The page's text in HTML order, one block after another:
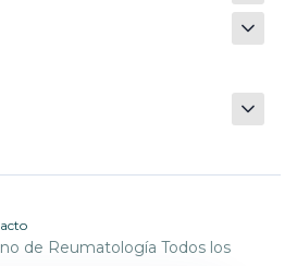
de Reumatología Todos los